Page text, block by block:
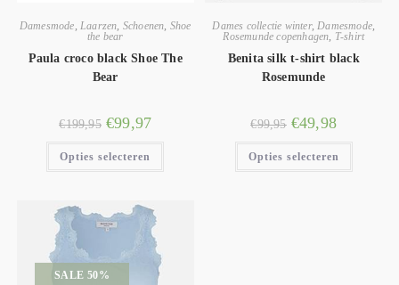
Damesmode, Laarzen, Schoenen, Shoe
the bear
Paula croco black Shoe The
Bear
€199,95 €99,97
Opties selecteren
Dames collectie winter,Damesmode,
Rosemunde copenhagen, T-shirt
Benita silk t-shirt black
Rosemunde
€99,95 €49,98
Opties selecteren
SALE 50%